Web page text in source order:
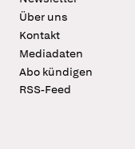
Über uns
Kontakt
Mediadaten
Abo kündigen
RSS-Feed